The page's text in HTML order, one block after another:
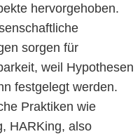
hervorgehoben.
sorgen für
weil Hypothesen
festgelegt werden.
Praktiken wie
HARKing, also